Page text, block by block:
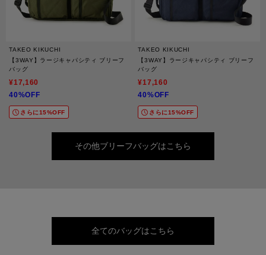
TAKEO KIKUCHI
【3WAY】ラージキャパシティ ブリーフ
バッグ
¥17,160
40%OFF
さらに15%OFF
TAKEO KIKUCHI
【3WAY】ラージキャパシティ ブリーフ
バッグ
¥17,160
40%OFF
さらに15%OFF
その他ブリーフバッグはこちら
全てのバッグはこちら